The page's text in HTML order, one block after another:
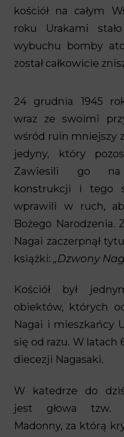
kościół na całym
roku Urakami
wybuchu bomby
został całkowicie
24 grudnia 1945
wraz ze swoimi
wśród ruin mniejszy
jedyny, który
Zawiesili go na
konstrukcji i tego
wprawili w ruch,
Bożego Narodzenia.
Nagai zaczerpnął
książki: „Dzwony
Kościół był
obiektów, których
Nagai i mieszkańcy
się od razu. W latach
diecezji Nagasaki.
W katedrze do
jest głowa tzw.
Madonny, za którą